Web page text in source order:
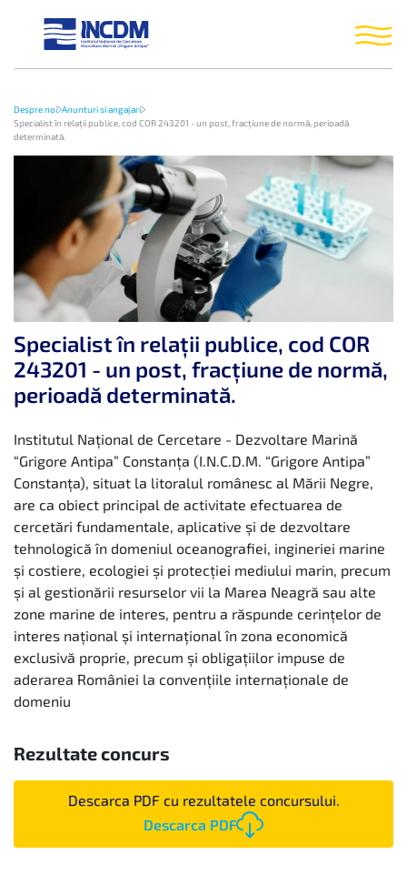
Despre noi Anunturi si angajari
Specialist în relaţii publice, cod COR 243201 - un post, fracţiune de normă, perioadă
determinată.
Specialist în relaţii publice, cod COR
243201 - un post, fracţiune de normă,
perioadă determinată.
Institutul Național de Cercetare - Dezvoltare Marină
“Grigore Antipa” Constanța (I.N.C.D.M. “Grigore Antipa”
Constanța), situat la litoralul românesc al Mării Negre,
are ca obiect principal de activitate efectuarea de
cercetări fundamentale, aplicative și de dezvoltare
tehnologică în domeniul oceanografiei, ingineriei marine
și costiere, ecologiei și protecției mediului marin, precum
și al gestionării resurselor vii la Marea Neagră sau alte
zone marine de interes, pentru a răspunde cerințelor de
interes național și internațional în zona economică
exclusivă proprie, precum și obligațiilor impuse de
aderarea României la convențiile internaționale de
domeniu
Rezultate concurs
Descarca PDF cu rezultatele concursului.
Descarca PDF